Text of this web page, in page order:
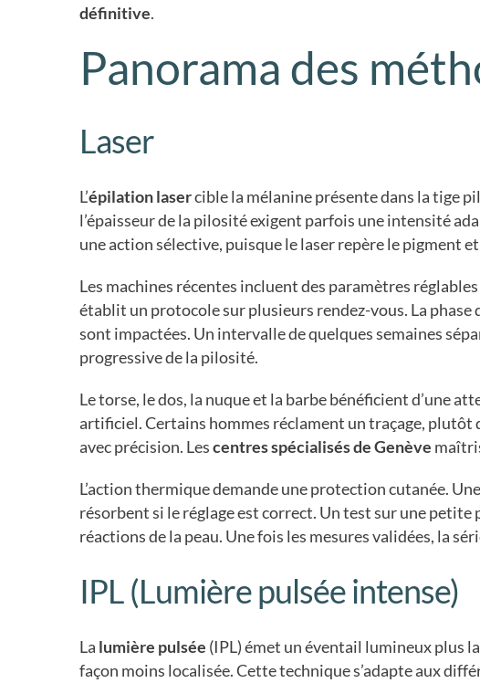
définitive.
Panorama des
Laser
L’épilation lasercible la mélanine présente dans la tige
l’épaisseur de la pilosité exigent parfois une intensité
une action sélective, puisque le laser repère le pigment et
Les machines récentes incluent des paramètres
établit un protocole sur plusieurs rendez-vous. La phase
sont impactées. Un intervalle de quelques semaines
progressive de la pilosité.
Le torse, le dos, la nuque et la barbe bénéficient d’une
artificiel. Certains hommes réclament un traçage, plutôt
avec précision. Lescentres spécialisés de Genève
L’action thermique demande une protection cutanée.
résorbent si le réglage est correct. Un test sur une
réactions de la peau. Une fois les mesures validées, la
IPL (Lumière pulsée intense)
La lumière pulsée (IPL) émet un éventail lumineux plus
façon moins localisée. Cette technique s’adapte aux